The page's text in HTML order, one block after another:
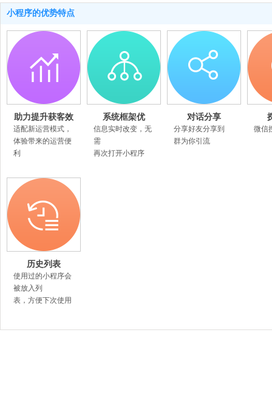
小程序的优势特点
助力提升获客效
率
适配新运营模式，
体验带来的运营便
利
系统框架优
信息实时改变，无
需
再次打开小程序
对话分享
分享好友分享到
群为你引流
微信
历史列表
使用过的小程序会
被放入列
表，方便下次使用